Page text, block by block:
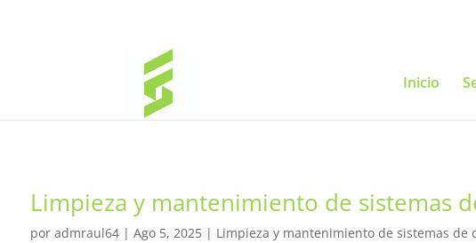
Inicio
Limpieza y mantenimiento de sistemas
por admraul64| Ago 5, 2025| Limpieza y mantenimiento de sistemas